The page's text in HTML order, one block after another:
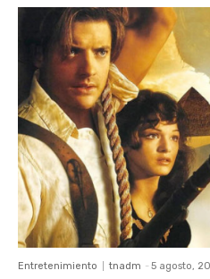
Entretenimiento tnadm - 5 agosto,